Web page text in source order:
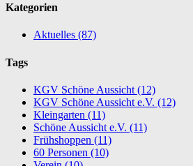
Kategorien
Aktuelles (87)
Tags
KGV Schöne Aussicht (12)
KGV Schöne Aussicht e.V. (12)
Kleingarten (11)
Schöne Aussicht e.V. (11)
Frühshoppen (11)
60 Personen (10)